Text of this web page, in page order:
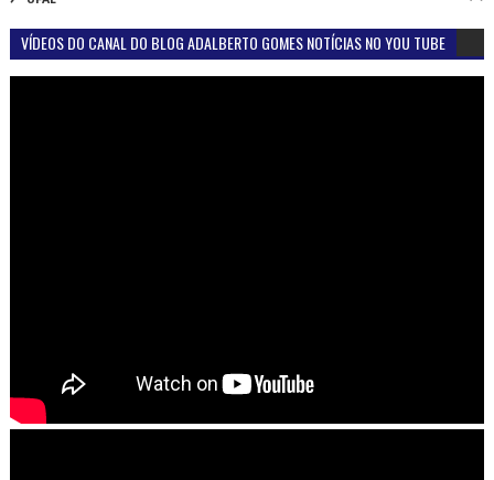
VÍDEOS DO CANAL DO BLOG ADALBERTO GOMES NOTÍCIAS NO YOU TUBE